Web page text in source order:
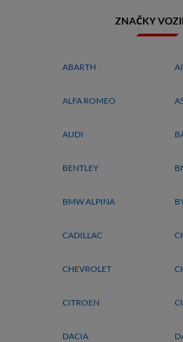
ZNAČKY
ABARTH
ALFA ROMEO
AUDI
BENTLEY
BMW ALPINA
CADILLAC
CHEVROLET
CITROEN
DACIA